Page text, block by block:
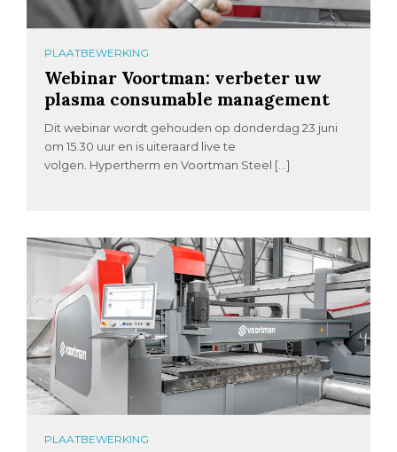
PLAATBEWERKING
Webinar Voortman: verbeter uw
plasma consumable management
Dit webinar wordt gehouden op donderdag 23 juni
om 15.30 uur en is uiteraard live te
volgen. Hypertherm en Voortman Steel […]
PLAATBEWERKING